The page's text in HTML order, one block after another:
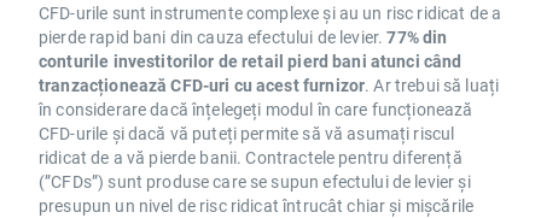
CFD-urile sunt instrumente complexe și au un risc ridicat de a
pierde rapid bani din cauza efectului de levier.77% din
conturile investitorilor de retail pierd bani atunci când
tranzacționează CFD-uri cu acest furnizor. Ar trebui să luați
în considerare dacă înțelegeți modul în care funcționează
CFD-urile și dacă vă puteți permite să vă asumați riscul
ridicat de a vă pierde banii. Contractele pentru diferență
(”CFDs”) sunt produse care se supun efectului de levier și
presupun un nivel de risc ridicat întrucât chiar și mișcările